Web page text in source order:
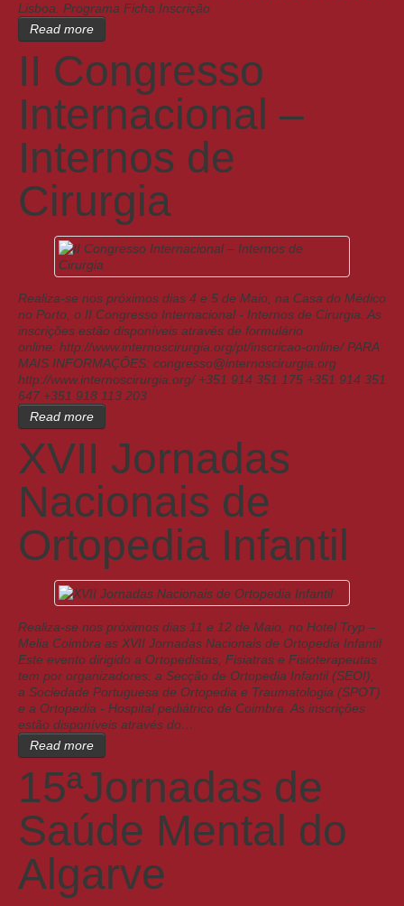
Lisboa. Programa Ficha Inscrição
Read more
II Congresso
Internacional –
Internos de
Cirurgia
Realiza-se nos próximos dias 4 e 5 de Maio, na Casa do Médico
no Porto, o II Congresso Internacional - Internos de Cirurgia. As
inscrições estão disponíveis através de formulário
online: http://www.internoscirurgia.org/pt/inscricao-online/ PARA
MAIS INFORMAÇÕES: congresso@internoscirurgia.org
http://www.internoscirurgia.org/ +351 914 351 175 +351 914 351
647 +351 918 113 203
Read more
XVII Jornadas
Nacionais de
Ortopedia Infantil
Realiza-se nos próximos dias 11 e 12 de Maio, no Hotel Tryp –
Melia Coimbra as XVII Jornadas Nacionais de Ortopedia Infantil
Este evento dirigido a Ortopedistas, Fisiatras e Fisioterapeutas
tem por organizadores: a Secção de Ortopedia Infantil (SEOI),
a Sociedade Portuguesa de Ortopedia e Traumatologia (SPOT)
e a Ortopedia - Hospital pediátrico de Coimbra. As inscrições
estão disponíveis através do…
Read more
15ªJornadas de
Saúde Mental do
Algarve